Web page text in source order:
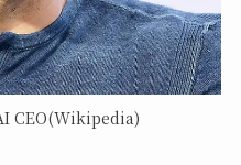
CEO(Wikipedia)